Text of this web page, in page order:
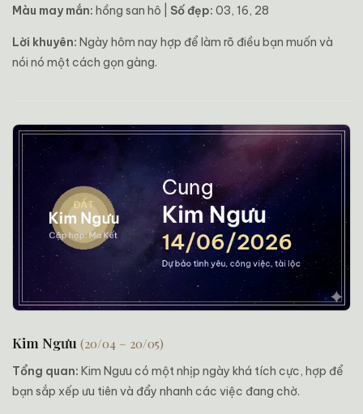
Màu may mắn: hồng san hô | Số đẹp: 03, 16, 28
Lời khuyên: Ngày hôm nay hợp để làm rõ điều bạn muốn và
nói nó một cách gọn gàng.
Kim Ngưu (20/04 – 20/05)
Tổng quan: Kim Ngưu có một nhịp ngày khá tích cực, hợp để
bạn sắp xếp ưu tiên và đẩy nhanh các việc đang chờ.